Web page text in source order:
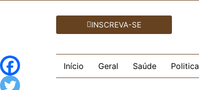
INSCREVA-SE
Início Geral Saúde Politica